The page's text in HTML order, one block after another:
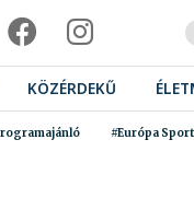
KÖZÉRDEKŰ
#Európa